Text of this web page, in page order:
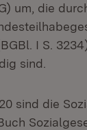
um, die
I S.
sind.
sind die